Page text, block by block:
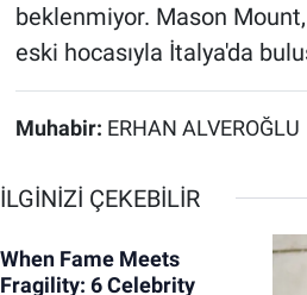
beklenmiyor. Mason
eski hocasıyla İtalya'da
Muhabir: ERHAN ALVEROĞLU